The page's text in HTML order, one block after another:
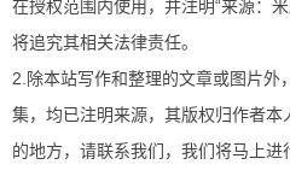
在授权范围内使用，并注明“来源：
将追究其相关法律责任。
2.除本站写作和整理的文章或图片外
集，均已注明来源，其版权归作者
的地方，请联系我们，我们将马上进